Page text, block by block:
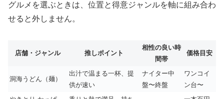
グルメを選ぶときは、位置と得意ジャンルを軸に組み合わ
せると外しません。
店舗・ジャンル 推しポイント
相性の良い時
間帯
価格目安
洞海うどん（麺）
出汁で温まる一杯、提
供が速い
ナイター中
盤〜終盤
ワンコイ
ン台〜